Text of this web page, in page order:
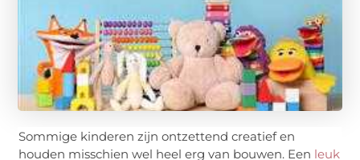
Sommige kinderen zijn ontzettend creatief en
houden misschien wel heel erg van bouwen. Een leuk